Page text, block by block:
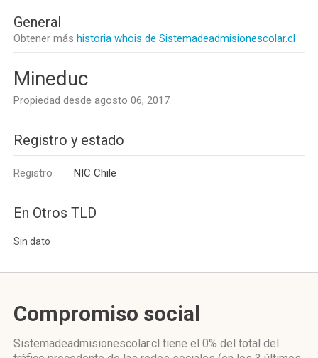
General
Obtener más historia whois de Sistemadeadmisionescolar.cl
Mineduc
Propiedad desde agosto 06, 2017
Registro y estado
Registro NIC Chile
En Otros TLD
Sin dato
Compromiso social
Sistemadeadmisionescolar.cl tiene el 0% del total del